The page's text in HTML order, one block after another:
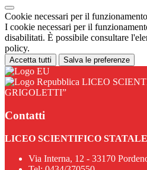
Cookie necessari per il funzionamento
I cookie necessari per il
disabilitati. È possibile consultare
policy.
Accetta tutti Salva le preferenze
LICEO
GRIGOLETTI”
Contatti
LICEO SCIENTIFICO
Via Interna, 12 - 33170